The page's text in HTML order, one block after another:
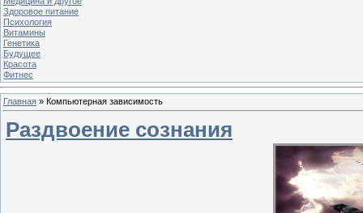
Здоровое питание
Психология
Витамины
Генетика
Будущее
Красота
Фитнес
Главная » Компьютерная зависимость
Раздвоение сознания